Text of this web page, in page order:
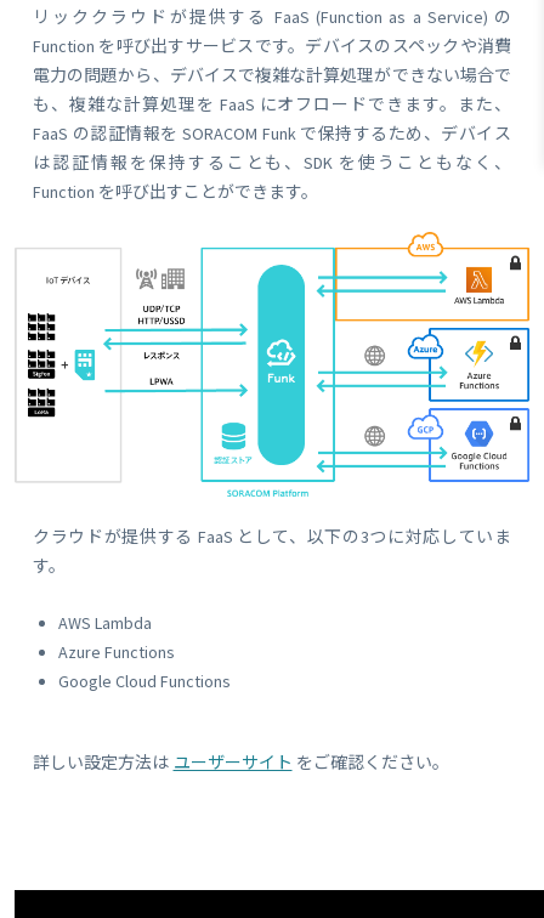
リッククラウドが提供する FaaS (Function as a Service) の
Function を呼び出すサービスです。デバイスのスペックや消費
電力の問題から、デバイスで複雑な計算処理ができない場合で
も、複雑な計算処理を FaaS にオフロードできます。また、
FaaS の認証情報を SORACOM Funk で保持するため、デバイス
は認証情報を保持することも、SDK を使うこともなく、
Function を呼び出すことができます。
クラウドが提供する FaaS として、以下の3つに対応していま
す。
AWS Lambda
Azure Functions
Google Cloud Functions
詳しい設定方法は ユーザーサイト をご確認ください。